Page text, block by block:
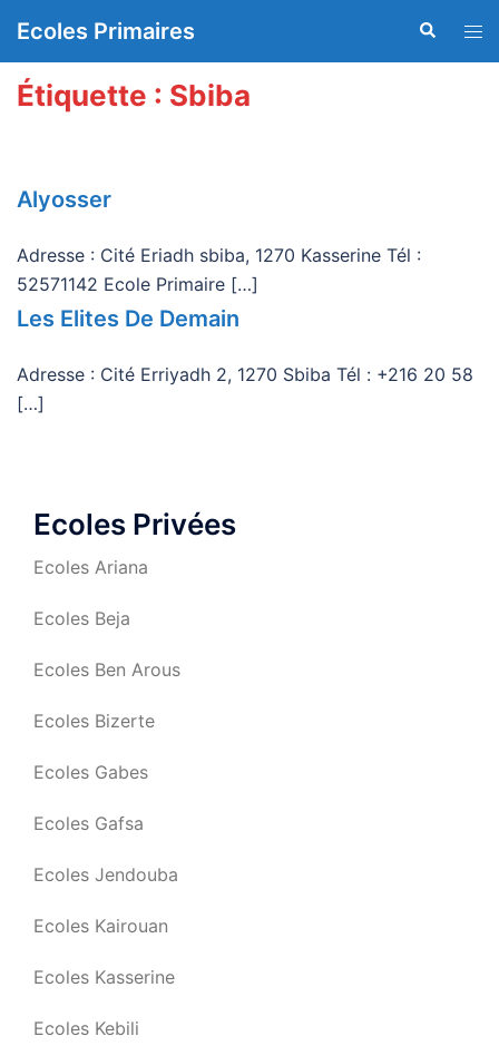
auEcoles Primaires
le
Étiquette : Sbiba
Alyosser
Adresse : Cité Eriadh sbiba, 1270 Kasserine Tél :
52571142 Ecole Primaire […]
Les Elites De Demain
Adresse : Cité Erriyadh 2, 1270 Sbiba Tél : +216 20 58
[…]
Ecoles Privées
Ecoles Ariana
Ecoles Beja
Ecoles Ben Arous
Ecoles Bizerte
Ecoles Gabes
Ecoles Gafsa
Ecoles Jendouba
Ecoles Kairouan
Ecoles Kasserine
Ecoles Kebili